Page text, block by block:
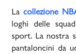
Lacollezione
loghi delle
sport. La nostra
pantaloncini da